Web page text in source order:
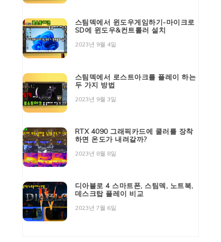
스팀덱에서 윈도우게임하기-마이크로
SD에 윈도우&컨트롤러 설치
2023년 9월 4일
스팀덱에서 로스트아크를 플레이 하는
두 가지 방법
2023년 9월 3일
RTX 4090 그래픽카드에 쿨러를 장착
하면 온도가 내려갈까?
2023년 8월 8일
디아블로 4 스마트폰, 스팀덱, 노트북,
데스크탑 플레이 비교
2023년 7월 6일